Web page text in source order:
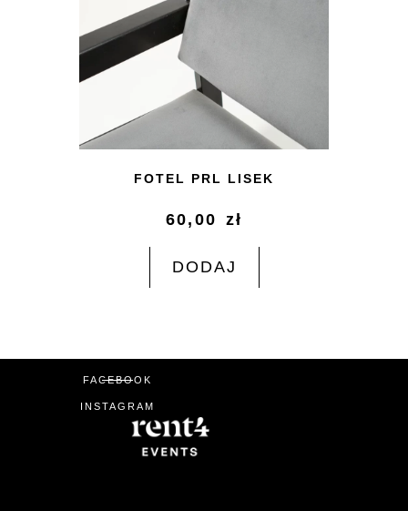
FOTEL PRL LISEK
60,00 zł
DODAJ
FACEBOOK
INSTAGRAM